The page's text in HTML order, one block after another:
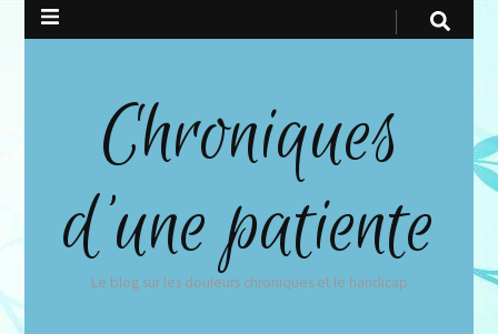
Chroniques
d'une patiente
Le blog sur les douleurs chroniques et le handicap